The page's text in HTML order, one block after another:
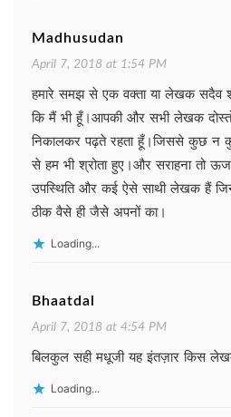
Madhusudan
April 7, 2018 at 1:54 PM
हमारे समझ से एक वक्ता या लेखक सदैव
कि मैं भी हूँ।आपकी और सभी लेखक
निकालकर पढ़ते रहता हूँ।जिससे कुछ न
से हम भी श्रोता हुए।और सराहना तो
उपस्थिति और कई ऐसे साथी लेखक हैं
ठीक वैसे ही जैसे अपनों का।
Loading...
Bhaatdal
April 7, 2018 at 4:54 PM
बिलकुल सही मधूजी यह इंतज़ार किस
Loading...